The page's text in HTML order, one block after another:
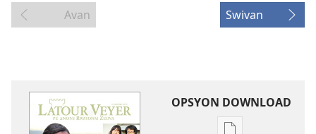
Avan Swivan
OPSYON DOWNLOAD